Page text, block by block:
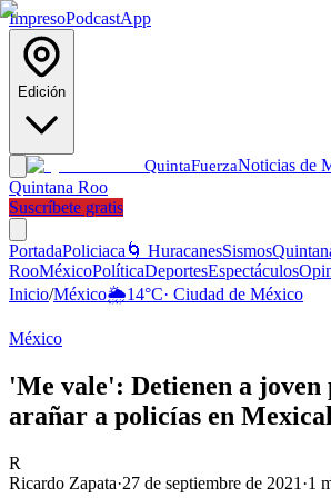
ImpresoPodcastApp
Edición
QuintaFuerzaNoticias de
Quintana Roo
Suscríbete gratis
PortadaPoliciaca 🌀 HuracanesSismos
RooMéxicoPolíticaDeportesEspectáculos
Inicio/México🌦️14°C· Ciudad de México
México
'Me vale': Detienen a
arañar a policías en
R
Ricardo Zapata·27 de septiembre de 2021 ·1